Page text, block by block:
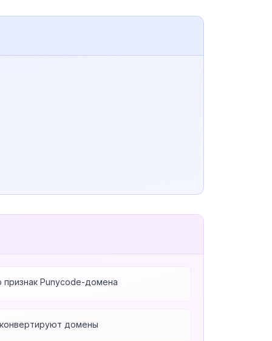
Punycode-домена
домены